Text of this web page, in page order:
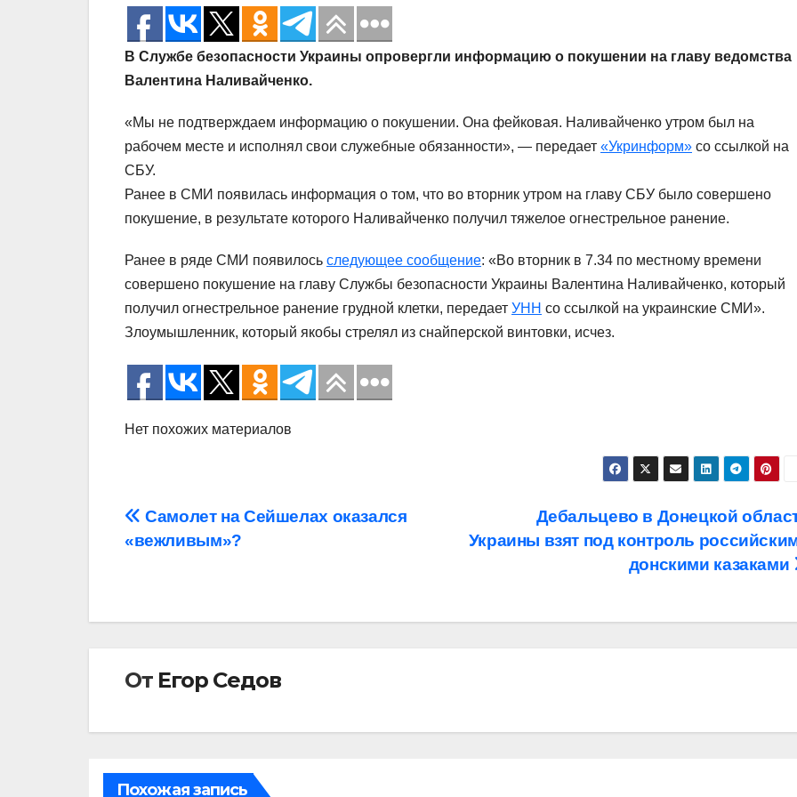
В Службе безопасности Украины опровергли информацию о покушении на главу ведомства
Валентина Наливайченко.
«Мы не подтверждаем информацию о покушении. Она фейковая. Наливайченко утром был на
рабочем месте и исполнял свои служебные обязанности», — передает «Укринформ» со ссылкой на
СБУ.
Ранее в СМИ появилась информация о том, что во вторник утром на главу СБУ было совершено
покушение, в результате которого Наливайченко получил тяжелое огнестрельное ранение.
Ранее в ряде СМИ появилось следующее сообщение: «Во вторник в 7.34 по местному времени
совершено покушение на главу Службы безопасности Украины Валентина Наливайченко, который
получил огнестрельное ранение грудной клетки, передает УНН со ссылкой на украинские СМИ».
Злоумышленник, который якобы стрелял из снайперской винтовки, исчез.
Нет похожих материалов
Навигация
Дебальцево в Донецкой
Украины взят под контроль
донскими казаками
Самолет на Сейшелах оказался
«вежливым»?
От Егор Седов
Похожая запись